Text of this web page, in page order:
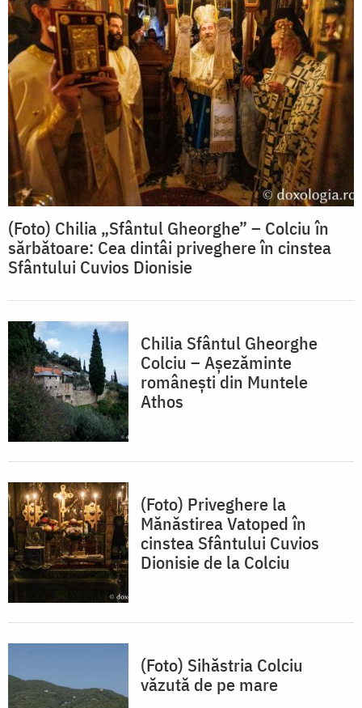
(Foto) Chilia „Sfântul Gheorghe” – Colciu în
sărbătoare: Cea dintâi priveghere în cinstea
Sfântului Cuvios Dionisie
Chilia Sfântul Gheorghe
Colciu – Așezăminte
românești din Muntele
Athos
(Foto) Priveghere la
Mănăstirea Vatoped în
cinstea Sfântului Cuvios
Dionisie de la Colciu
(Foto) Sihăstria Colciu
văzută de pe mare